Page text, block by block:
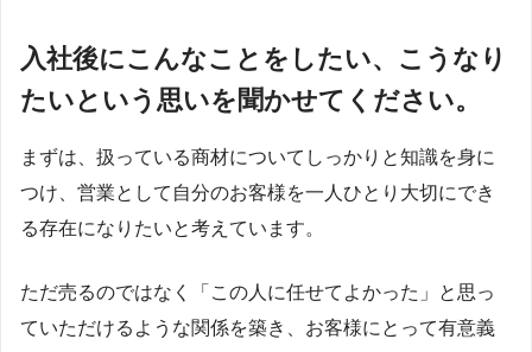
入社後にこんなことをしたい、こうなり
たいという思いを聞かせてください。
まずは、扱っている商材についてしっかりと知識を身に
つけ、営業として自分のお客様を一人ひとり大切にでき
る存在になりたいと考えています。
ただ売るのではなく「この人に任せてよかった」と思っ
ていただけるような関係を築き、お客様にとって有意義